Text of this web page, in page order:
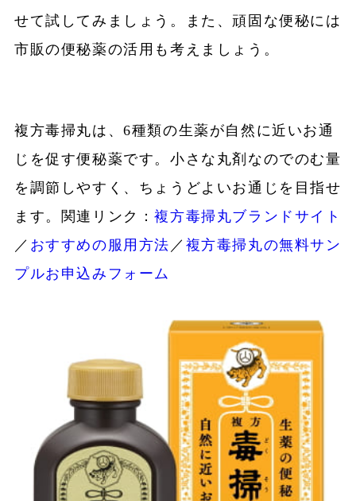
せて試してみましょう。また、頑固な便秘には
市販の便秘薬の活用も考えましょう。
複方毒掃丸は、6種類の生薬が自然に近いお通
じを促す便秘薬です。小さな丸剤なのでのむ量
を調節しやすく、ちょうどよいお通じを目指せ
ます。関連リンク：複方毒掃丸ブランドサイト
／ おすすめの服用方法 ／ 複方毒掃丸の無料サン
プルお申込みフォーム